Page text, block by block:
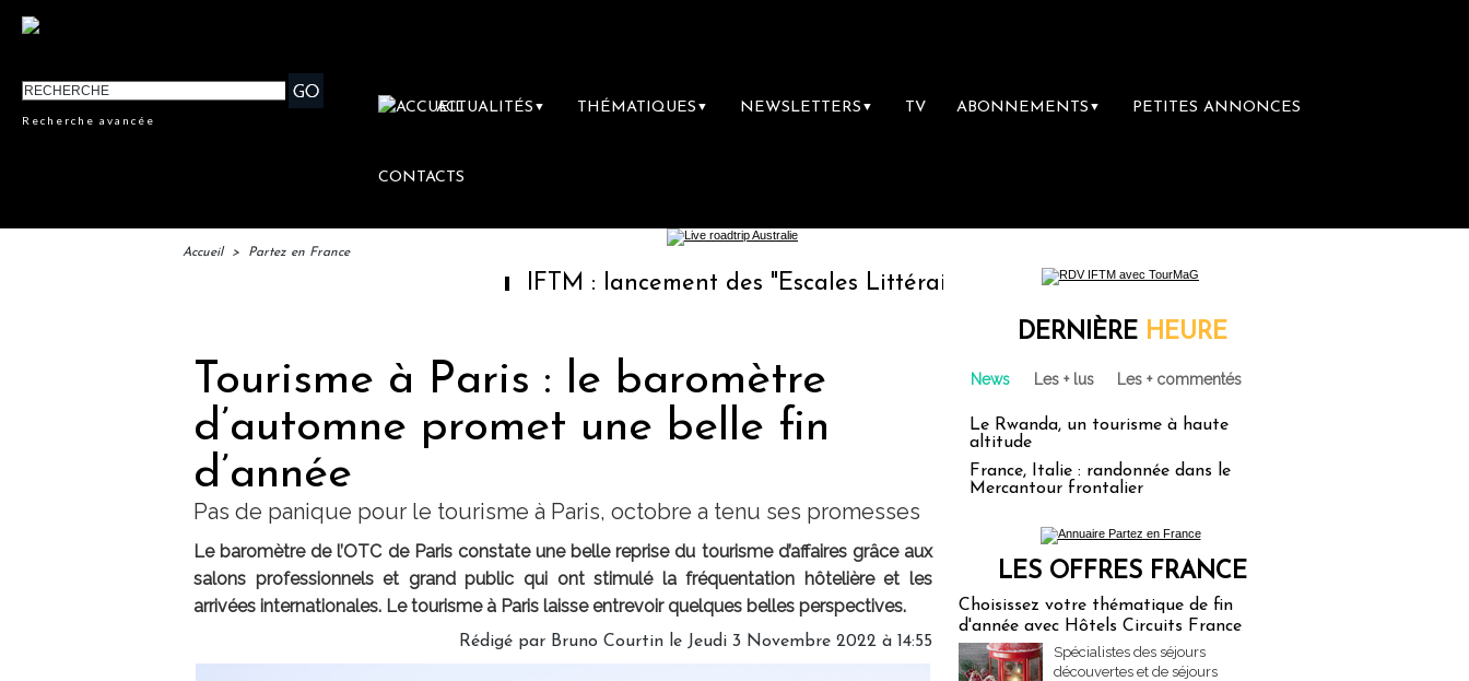
Recherche avancée
ACTUALITÉS ▼ THÉMATIQUES ▼ NEWSLETTERS ▼ TV ABONNEMENTS ▼ PETITES ANNONCES
CONTACTS
Accueil > Partez en France
IFTM : lancement des "Escales Littéraires", la première librairie du voyage
Tourisme à Paris : le baromètre
d’automne promet une belle fin
d’année
Pas de panique pour le tourisme à Paris, octobre a tenu ses promesses
Le baromètre de l’OTC de Paris constate une belle reprise du tourisme d’affaires grâce aux
salons professionnels et grand public qui ont stimulé la fréquentation hôtelière et les
arrivées internationales. Le tourisme à Paris laisse entrevoir quelques belles perspectives.
Rédigé par Bruno Courtin le Jeudi 3 Novembre 2022 à 14:55
DERNIÈRE HEURE
News Les + lus Les + commentés
Le Rwanda, un tourisme à haute
altitude
France, Italie : randonnée dans le
Mercantour frontalier
LES OFFRES FRANCE
Choisissez votre thématique de fin
d'année avec Hôtels Circuits France
Spécialistes des séjours
découvertes et de séjours